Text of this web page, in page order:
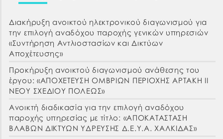
Διακήρυξη ανοικτού ηλεκτρονικού διαγωνισμού για
την επιλογή αναδόχου παροχής γενικών υπηρεσιών
«Συντήρηση Αντλιοστασίων και Δικτύων
Αποχέτευσης»
Προκήρυξη ανοικτού διαγωνισμού ανάθεσης του
έργου: «ΑΠΟΧΕΤΕΥΣΗ ΟΜΒΡΙΩΝ ΠΕΡΙΟΧΗΣ ΑΡΤΑΚΗ ΙΙ
ΝΕΟΥ ΣΧΕΔΙΟΥ ΠΟΛΕΩΣ»
Ανοικτή διαδικασία για την επιλογή αναδόχου
παροχής υπηρεσίας με τίτλο: «ΑΠΟΚΑΤΑΣΤΑΣΗ
ΒΛΑΒΩΝ ΔΙΚΤΥΩΝ ΥΔΡΕΥΣΗΣ Δ.Ε.Υ.Α. ΧΑΛΚΙΔΑΣ»